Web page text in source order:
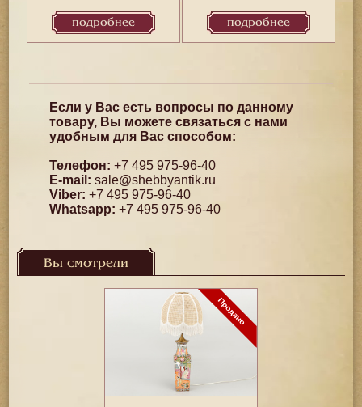
подробнее подробнее
Если у Вас есть вопросы по данному
товару, Вы можете связаться с нами
удобным для Вас способом:
Телефон: +7 495 975-96-40
E-mail: sale@shebbyantik.ru
Viber: +7 495 975-96-40
Whatsapp: +7 495 975-96-40
Вы смотрели